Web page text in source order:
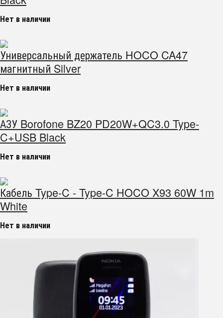
Нет в наличии
Универсальный держатель HOCO CA47
магнитный Silver
Нет в наличии
АЗУ Borofone BZ20 PD20W+QC3.0 Type-
C+USB Black
Нет в наличии
Кабель Type-C - Type-C HOCO X93 60W 1m
White
Нет в наличии